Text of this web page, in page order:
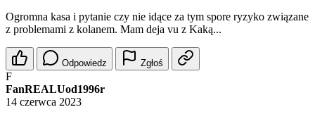
Ogromna kasa i pytanie czy nie idące za tym spore ryzyko związane
z problemami z kolanem. Mam deja vu z Kaką...
Odpowiedz Zgłoś
F
FanREALUod1996r
14 czerwca 2023